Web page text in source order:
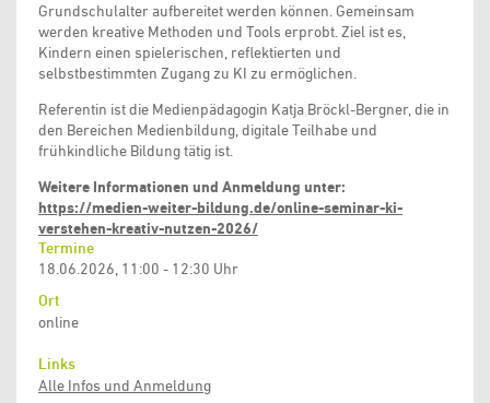
Grundschulalter aufbereitet werden können. Gemeinsam
werden kreative Methoden und Tools erprobt. Ziel ist es,
Kindern einen spielerischen, reflektierten und
selbstbestimmten Zugang zu KI zu ermöglichen.
Referentin ist die Medienpädagogin Katja Bröckl-Bergner, die in
den Bereichen Medienbildung, digitale Teilhabe und
frühkindliche Bildung tätig ist.
Weitere Informationen und Anmeldung unter:
https://medien-weiter-bildung.de/online-seminar-ki-
verstehen-kreativ-nutzen-2026/
Termine
18.06.2026, 11:00 - 12:30 Uhr
Ort
online
Links
Alle Infos und Anmeldung